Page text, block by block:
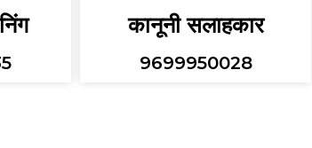
कानूनी सलाहकार
9699950028